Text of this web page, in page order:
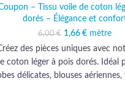
– Tissu voile de coton
dorés – Élégance et
6,00€
Le prix initial
6,00 €.
1,66 € Le prix
mètre
des pièces uniques avec
coton léger à pois dorés. Idéal
délicates, blouses